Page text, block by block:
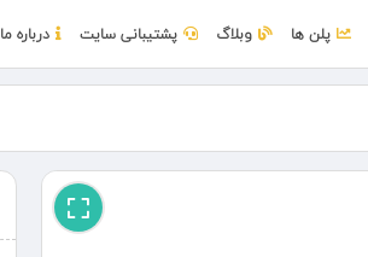
پلن ها وبلاگ پشتیبانی سایت درباره ما